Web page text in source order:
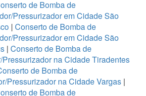
de Bomba de
Pressurizador em Cidade São
| Conserto de Bomba de
Pressurizador em Cidade São
| Conserto de Bomba de
na Cidade Tiradentes
de Bomba de
Pressurizador na Cidade Vargas |
de Bomba de